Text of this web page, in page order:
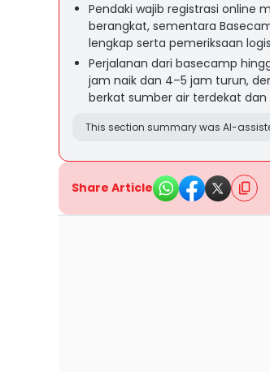
Pendaki wajib registrasi online
berangkat, sementara
lengkap serta pemeriksaan
Perjalanan dari basecamp
jam naik dan 4–5 jam turun,
berkat sumber air terdekat
This section summary was AI-
Share Article